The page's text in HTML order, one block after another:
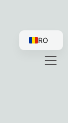
RO
EN